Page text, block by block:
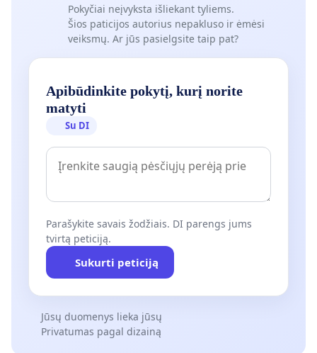
Pokyčiai neįvyksta išliekant tyliems.
Šios paticijos autorius nepakluso ir ėmėsi
veiksmų. Ar jūs pasielgsite taip pat?
Apibūdinkite pokytį, kurį norite
matyti
Su DI
Parašykite savais žodžiais. DI parengs jums
tvirtą peticiją.
Sukurti peticiją
Jūsų duomenys lieka jūsų
Privatumas pagal dizainą